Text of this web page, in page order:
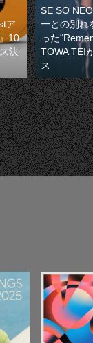
ア
10
決
SE SO
一との別れ
った
TOWA TEI
ス